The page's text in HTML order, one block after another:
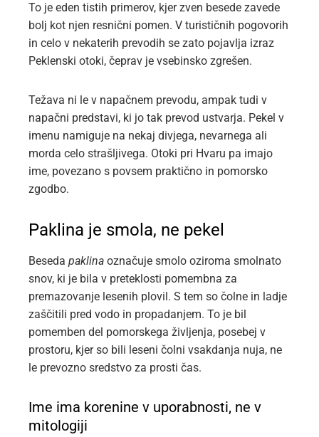
To je eden tistih primerov, kjer zven besede zavede
bolj kot njen resnični pomen. V turističnih pogovorih
in celo v nekaterih prevodih se zato pojavlja izraz
Peklenski otoki, čeprav je vsebinsko zgrešen.
Težava ni le v napačnem prevodu, ampak tudi v
napačni predstavi, ki jo tak prevod ustvarja. Pekel v
imenu namiguje na nekaj divjega, nevarnega ali
morda celo strašljivega. Otoki pri Hvaru pa imajo
ime, povezano s povsem praktično in pomorsko
zgodbo.
Paklina je smola, ne pekel
Beseda paklina označuje smolo oziroma smolnato
snov, ki je bila v preteklosti pomembna za
premazovanje lesenih plovil. S tem so čolne in ladje
zaščitili pred vodo in propadanjem. To je bil
pomemben del pomorskega življenja, posebej v
prostoru, kjer so bili leseni čolni vsakdanja nuja, ne
le prevozno sredstvo za prosti čas.
Ime ima korenine v uporabnosti, ne v
mitologiji